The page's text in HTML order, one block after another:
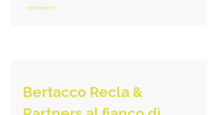
comments
Bertacco Recla &